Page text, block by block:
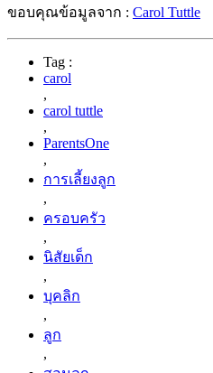
คนที่จะเข้ามาดูแลเด็กประเภทนี้
แน่นอนว่าไม่มีเด็กคนไหนบนโลก
คนล้วนมีความแตกต่างกัน ประเ
จำแนกแบบหนึ่งเท่านั้น คุณพ่อ-คุ
ลูกของตนเอง เพื่อให้ลูกของเรา
พัฒนาในสิ่งที่เป็นตัวตนของเค้าต่
ขอบคุณข้อมูลจาก :
Tag :
carol
,
,
ParentsOne
,